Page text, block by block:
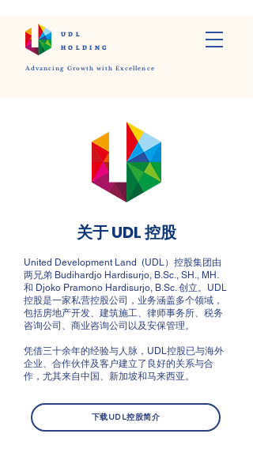
UDL
HOLDING
Advancing Growth with Excellence
关于 UDL 控股
United Development Land (UDL）控股集团由
两兄弟 Budihardjo Hardisurjo, B.Sc., SH., MH.
和 Djoko Pramono Hardisurjo, B.Sc. 创立。UDL
控股是一家私营控股公司，业务涵盖多个领域，
包括房地产开发、建筑施工、律师事务所、税务
咨询公司、商业咨询公司以及安保管理。
凭借三十余年的经验与人脉，UDL控股已与海外
企业、合作伙伴及客户建立了良好的关系与合
作，尤其来自中国、新加坡和马来西亚。
下载UDL控股简介